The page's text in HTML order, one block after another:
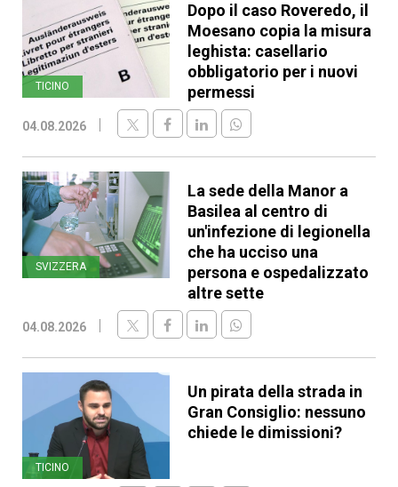
TICINO
Dopo il caso Roveredo, il
Moesano copia la misura
leghista: casellario
obbligatorio per i nuovi
permessi
04.08.2026
SVIZZERA
La sede della Manor a
Basilea al centro di
un'infezione di legionella
che ha ucciso una
persona e ospedalizzato
altre sette
04.08.2026
TICINO
Un pirata della strada in
Gran Consiglio: nessuno
chiede le dimissioni?